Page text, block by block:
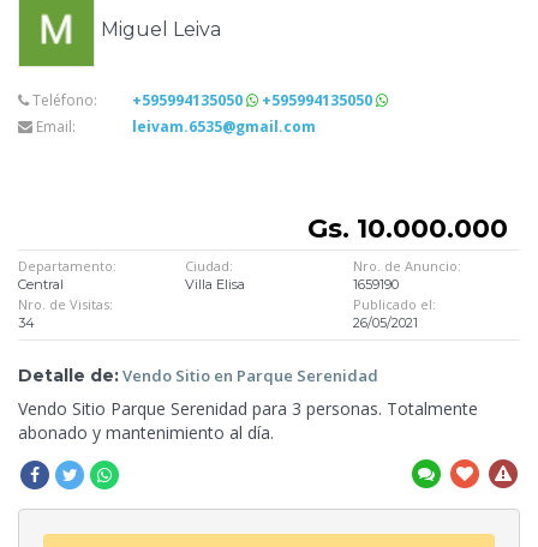
Miguel Leiva
Teléfono: +595994135050
+595994135050
Email:
leivam.6535@gmail.com
Gs. 10.000.000
Departamento:
Central
Ciudad:
Villa Elisa
Nro. de Anuncio:
1659190
Nro. de Visitas:
34
Publicado el:
26/05/2021
Detalle de:Vendo Sitio en Parque Serenidad
Vendo Sitio Parque Serenidad para 3 personas. Totalmente
abonado y mantenimiento al día.